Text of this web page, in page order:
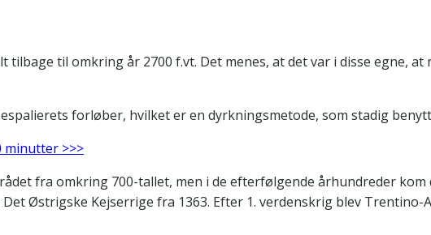
til omkring år 2700 f.vt. Det menes, at det var i disse egne,
forløber, hvilket er en dyrkningsmetode, som stadig
minutter >>>
fra omkring 700-tallet, men i de efterfølgende århundreder
Østrigske Kejserrige fra 1363. Efter 1. verdenskrig blev